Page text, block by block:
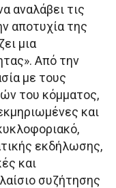
αναλάβει τις
αποτυχία της
μια
Από την
με τους
του κόμματος,
και
εκδήλωσης,
και
συζήτησης